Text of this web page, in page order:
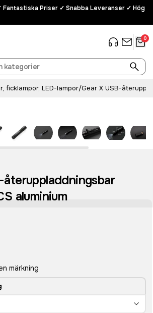
Priser ✓ Snabba Leveranser ✓ Hög
0
ficklampor, LED-lampor/Gear X USB-
återuppladdningsbar
aluminium
märkning